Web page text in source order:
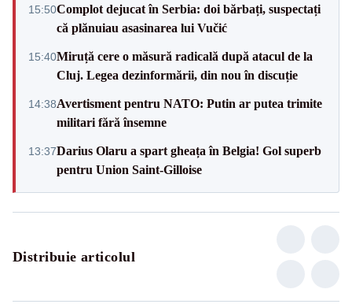
15:50Complot dejucat în Serbia: doi bărbați, suspectați
că plănuiau asasinarea lui Vučić
15:40Miruță cere o măsură radicală după atacul de la
Cluj. Legea dezinformării, din nou în discuție
14:38Avertisment pentru NATO: Putin ar putea trimite
militari fără însemne
13:37Darius Olaru a spart gheața în Belgia! Gol superb
pentru Union Saint-Gilloise
Distribuie articolul